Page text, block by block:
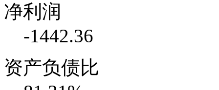
净利润
-1442.36
资产负债比